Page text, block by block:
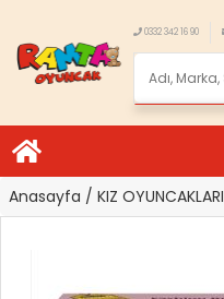
0332 342 16 90
Anasayfa / KIZ OYUNCAKLARI